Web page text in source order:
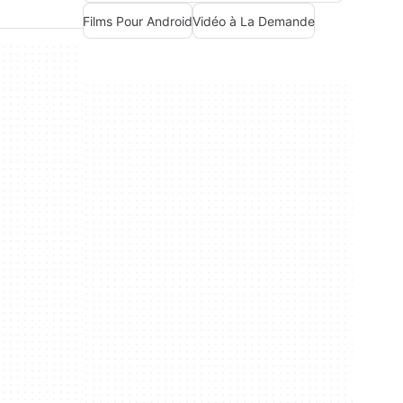
Films Pour AndroidVidéo à La Demande